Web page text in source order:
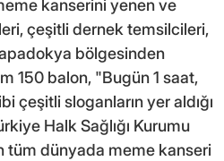
kanserini yenen ve
çeşitli dernek temsilcileri,
bölgesinden
150 balon, "Bugün 1 saat,
çeşitli sloganların yer aldığı
Halk Sağlığı Kurumu
tüm dünyada meme kanseri